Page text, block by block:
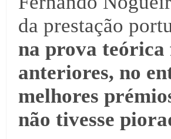
da prestação
na prova teórica
anteriores, no
melhores
não tivesse